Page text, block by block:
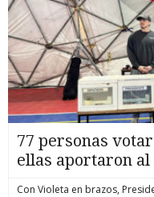
77 personas
ellas aportaron
Con Violeta en brazos,